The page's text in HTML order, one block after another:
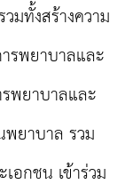
มทั้งสร้างความ
รพยาบาลและ
พยาบาลและ
พยาบาล รวม
อกชน เข้าร่วม